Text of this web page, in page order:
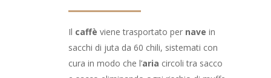
Il caffè viene trasportato per nave in
sacchi di juta da 60 chili, sistemati con
cura in modo che l’aria circoli tra sacco